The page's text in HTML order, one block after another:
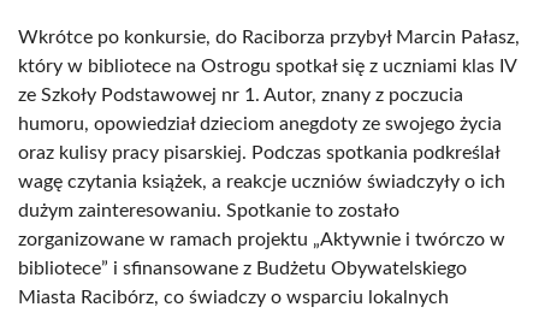
Wkrótce po konkursie, do Raciborza przybył Marcin Pałasz,
który w bibliotece na Ostrogu spotkał się z uczniami klas IV
ze Szkoły Podstawowej nr 1. Autor, znany z poczucia
humoru, opowiedział dzieciom anegdoty ze swojego życia
oraz kulisy pracy pisarskiej. Podczas spotkania podkreślał
wagę czytania książek, a reakcje uczniów świadczyły o ich
dużym zainteresowaniu. Spotkanie to zostało
zorganizowane w ramach projektu „Aktywnie i twórczo w
bibliotece” i sfinansowane z Budżetu Obywatelskiego
Miasta Racibórz, co świadczy o wsparciu lokalnych